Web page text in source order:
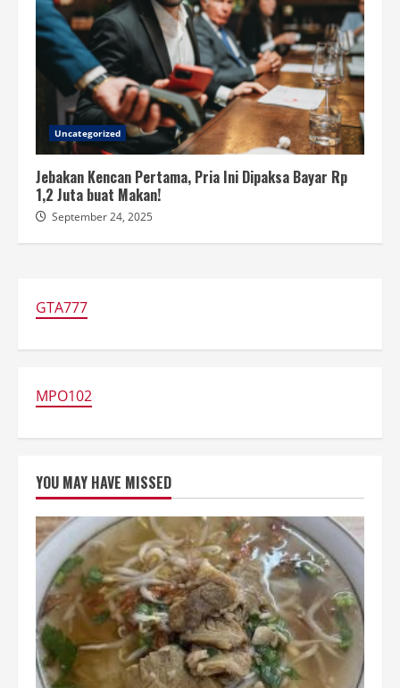
Uncategorized
Jebakan Kencan Pertama, Pria Ini Dipaksa Bayar Rp
1,2 Juta buat Makan!
September 24, 2025
GTA777
MPO102
YOU MAY HAVE MISSED